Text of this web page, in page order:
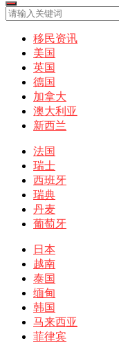
移民资讯
美国
英国
德国
加拿大
澳大利亚
新西兰
法国
瑞士
西班牙
瑞典
丹麦
葡萄牙
日本
越南
泰国
缅甸
韩国
马来西亚
菲律宾